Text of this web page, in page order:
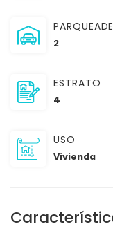
2
ESTRATO
4
USO
Vivienda